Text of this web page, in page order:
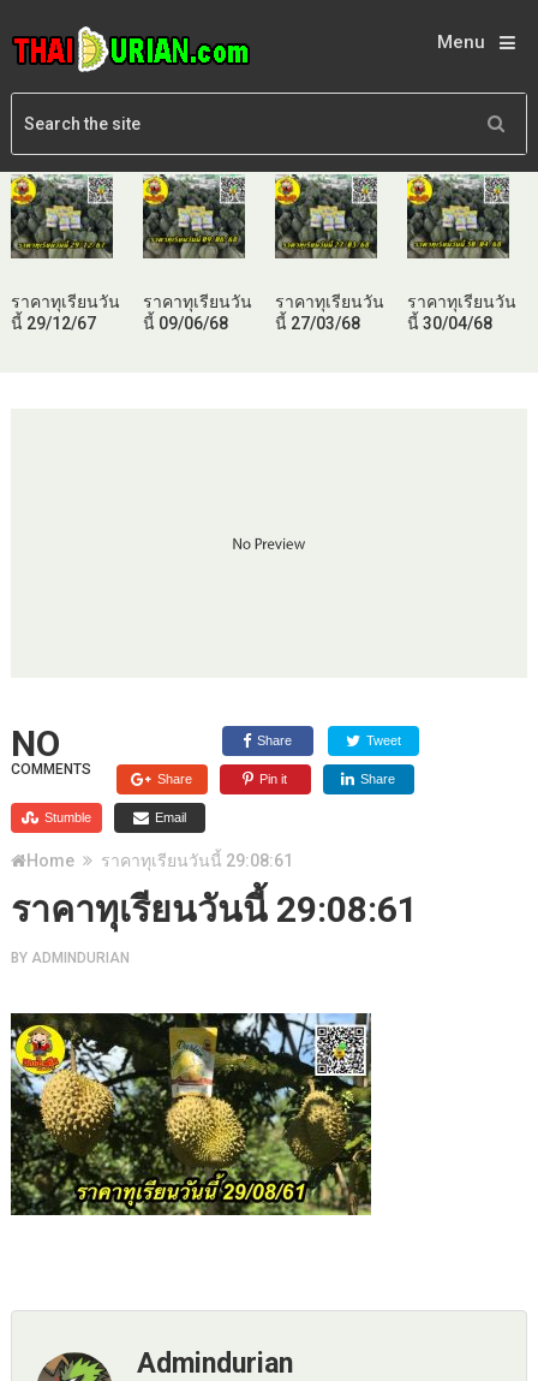
Menu
ราคาทุเรียนวัน
นี้ 29/12/67
ราคาทุเรียนวัน
นี้ 09/06/68
ราคาทุเรียนวัน
นี้ 27/03/68
ราคาทุเรียนวัน
นี้ 30/04/68
NO
COMMENTS
Share Tweet
Share Pin it Share
Stumble Email
Home ราคาทุเรียนวันนี้ 29:08:61
ราคาทุเรียนวันนี้ 29:08:61
BY ADMINDURIAN
Admindurian